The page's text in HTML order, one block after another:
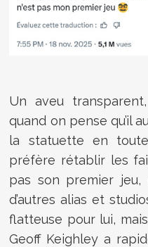
Un aveu
quand on pense qu’il
la statuette en
préfère rétablir les
pas son premier jeu,
d’autres alias et
flatteuse pour lui,
Geoff Keighley a